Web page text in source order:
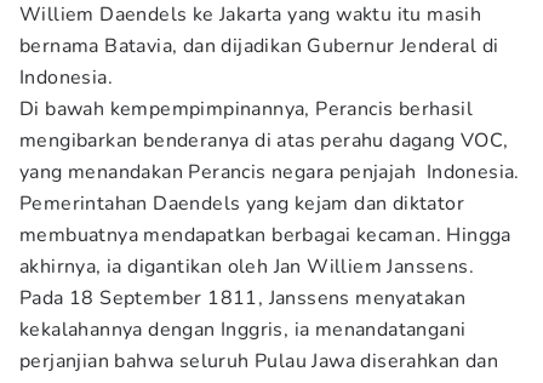
Williem Daendels ke Jakarta yang waktu itu masih
bernama Batavia, dan dijadikan Gubernur Jenderal di
Indonesia.
Di bawah kempempimpinannya, Perancis berhasil
mengibarkan benderanya di atas perahu dagang VOC,
yang menandakan Perancis negara penjajah Indonesia.
Pemerintahan Daendels yang kejam dan diktator
membuatnya mendapatkan berbagai kecaman. Hingga
akhirnya, ia digantikan oleh Jan Williem Janssens.
Pada 18 September 1811, Janssens menyatakan
kekalahannya dengan Inggris, ia menandatangani
perjanjian bahwa seluruh Pulau Jawa diserahkan dan